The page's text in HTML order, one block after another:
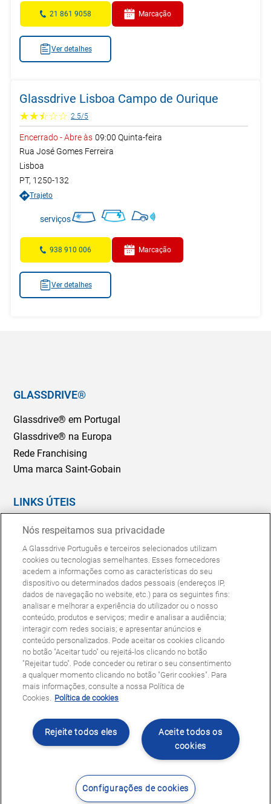
21 861 9058 Marcação
Ver detalhes
Glassdrive Lisboa Campo de Ourique
2.5/5
Encerrado-Abre às 09:00 Quinta-feira
Rua José Gomes Ferreira
Lisboa
PT, 1250-132
Trajeto
serviços
938 910 006 Marcação
Ver detalhes
GLASSDRIVE®
Glassdrive® em Portugal
Glassdrive® na Europa
Rede Franchising
Uma marca Saint-Gobain
LINKS ÚTEIS
Marcação Online
Seguradoras e gestores de frotas
Reparação ou substituição?
Perguntas Frequentes
Política de CookiesPolítica de Privacidade
© Copyright Glassdrive. Todos os direitos reservados | 2025
Siga-nos
Nós respeitamos sua privacidade
A Glassdrive Português e terceiros selecionados utilizam
cookies ou tecnologias semelhantes. Esses fornecedores
acedem a informações como as características do seu
dispositivo ou determinados dados pessoais (endereços IP,
dados de navegação no website, etc.) para os seguintes fins:
analisar e melhorar a experiência do utilizador ou o nosso
conteúdo, produtos e serviços; medir e analisar a audiência;
interagir com redes sociais; e apresentar anúncios e
conteúdo personalizados. Pode aceitar os cookies clicando
no botão "Aceitar tudo" ou rejeitá-los clicando no botão
"Rejeitar tudo". Pode conceder ou retirar o seu consentimento
a qualquer momento clicando no botão "Gerir cookies". Para
mais informações, consulte a nossa Política de
Cookies. Política de cookies
Aceite todos os
cookies
Rejeite todos eles
Configurações de cookies